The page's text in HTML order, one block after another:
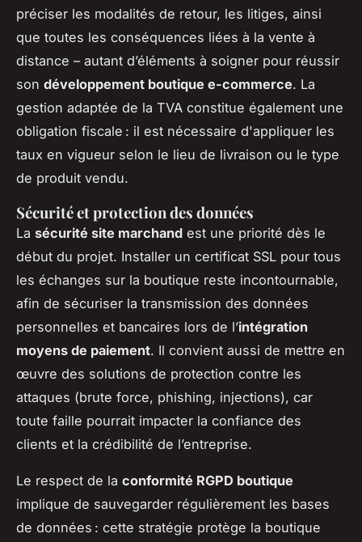
préciser les modalités de retour, les litiges, ainsi
que toutes les conséquences liées à la vente à
distance – autant d’éléments à soigner pour réussir
son développement boutique e-commerce. La
gestion adaptée de la TVA constitue également une
obligation fiscale : il est nécessaire d'appliquer les
taux en vigueur selon le lieu de livraison ou le type
de produit vendu.
Sécurité et protection des données
La sécurité site marchand est une priorité dès le
début du projet. Installer un certificat SSL pour tous
les échanges sur la boutique reste incontournable,
afin de sécuriser la transmission des données
personnelles et bancaires lors de l’intégration
moyens de paiement. Il convient aussi de mettre en
œuvre des solutions de protection contre les
attaques (brute force, phishing, injections), car
toute faille pourrait impacter la confiance des
clients et la crédibilité de l’entreprise.
Le respect de la conformité RGPD boutique
implique de sauvegarder régulièrement les bases
de données : cette stratégie protège la boutique